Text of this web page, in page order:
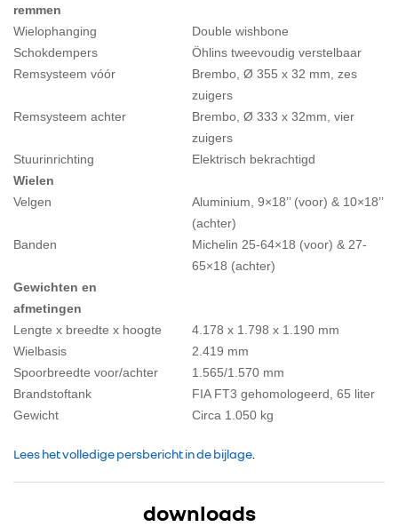
IN DE MEDIA
CONTACT
remmen
Wielophanging
Double wishbone
Schokdempers
Öhlins tweevoudig verstelbaar
Remsysteem vóór
Brembo, Ø 355 x 32 mm, zes
zuigers
Remsysteem achter
Brembo, Ø 333 x 32mm, vier
zuigers
Stuurinrichting
Elektrisch bekrachtigd
Wielen
Velgen
Aluminium, 9×18’’ (voor) & 10×18’’
(achter)
Banden
Michelin 25-64×18 (voor) & 27-
65×18 (achter)
Gewichten en
afmetingen
Lengte x breedte x hoogte
4.178 x 1.798 x 1.190 mm
Wielbasis
2.419 mm
Spoorbreedte voor/achter
1.565/1.570 mm
Brandstoftank
FIA FT3 gehomologeerd, 65 liter
Gewicht
Circa 1.050 kg
Lees het volledige persbericht in de bijlage
downloads